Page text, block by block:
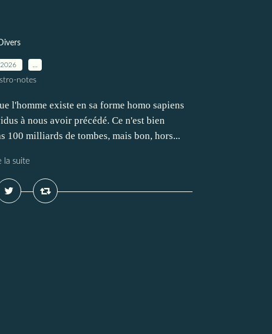
notes
l'homme existe en sa forme homo sapiens
à nous avoir précédé. Ce n'est bien
100 milliards de tombes, mais bon, hors...
la suite